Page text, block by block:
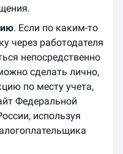
. Если по каким-то
через работодателя
непосредственно
сделать лично,
по месту учета,
Федеральной
используя